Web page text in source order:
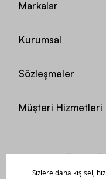
Markalar
Kurumsal
Sözleşmeler
Müşteri Hizmetleri